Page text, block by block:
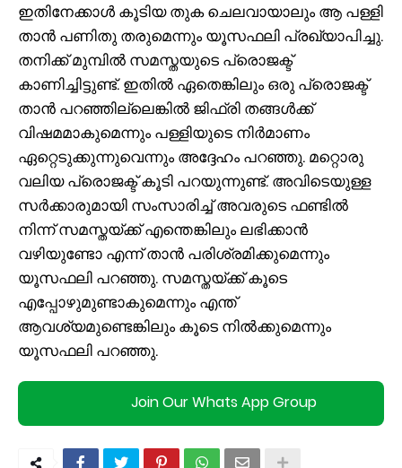
ഇതിനേക്കാള്‍ കൂടിയ തുക ചെലവായാലും ആ പള്ളി
താൻ പണിതു തരുമെന്നും യൂസഫലി പ്രഖ്യാപിച്ചു.
തനിക്ക് മുമ്പില്‍ സമസ്തയുടെ പ്രൊജക്ട്
കാണിച്ചിട്ടുണ്ട്. ഇതില്‍ ഏതെങ്കിലും ഒരു പ്രൊജക്ട്
താന്‍ പറഞ്ഞില്ലെങ്കില്‍ ജിഫ്രി തങ്ങള്‍ക്ക്
വിഷമമാകുമെന്നും പള്ളിയുടെ നിർമാണം
ഏറ്റെടുക്കുന്നുവെന്നും അദ്ദേഹം പറഞ്ഞു. മറ്റൊരു
വലിയ പ്രൊജക്ട് കൂടി പറയുന്നുണ്ട്. അവിടെയുള്ള
സര്‍ക്കാരുമായി സംസാരിച്ച് അവരുടെ ഫണ്ടില്‍
നിന്ന് സമസ്തയ്ക്ക് എന്തെങ്കിലും ലഭിക്കാന്‍
വഴിയുണ്ടോ എന്ന് താന്‍ പരിശ്രമിക്കുമെന്നും
യൂസഫലി പറഞ്ഞു. സമസ്തയ്ക്ക് കൂടെ
എപ്പോഴുമുണ്ടാകുമെന്നും എന്ത്
ആവശ്യമുണ്ടെങ്കിലും കൂടെ നിൽക്കുമെന്നും
യൂസഫലി പറഞ്ഞു.
Join Our Whats App Group